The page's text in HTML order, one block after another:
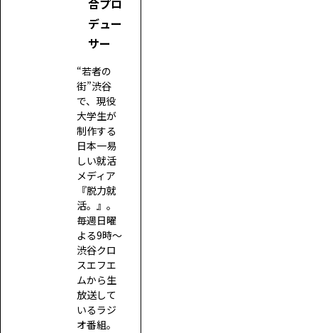
合プロ
デュー
サー
“若者の
街”渋谷
で、現役
大学生が
制作する
日本一易
しい就活
メディア
『脱力就
活。』。
毎週日曜
よる9時～
渋谷クロ
スエフエ
ムから生
放送して
いるラジ
オ番組。